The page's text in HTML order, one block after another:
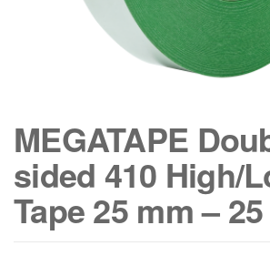
MEGATAPE
sided 410 High/
Tape 25 mm –